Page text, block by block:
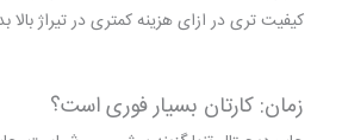
کیفیت تری در ازای هزینه کمتری در تیراژ
زمان: کارتان بسیار فوری است؟